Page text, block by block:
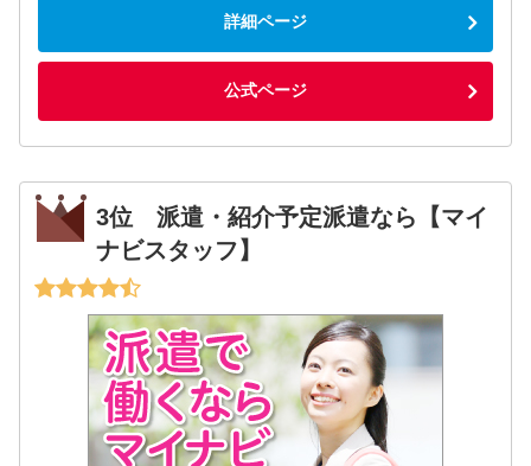
詳細ページ
公式ページ
3位 派遣・紹介予定派遣なら【マイ
ナビスタッフ】